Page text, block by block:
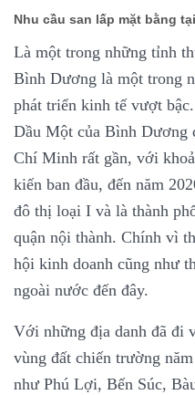
Nhu cầu san lấp mặt bằng
Là một trong những tỉnh
Bình Dương là một trong
phát triển kinh tế vượt
Dầu Một của Bình Dương
Chí Minh rất gần, với
kiến ban đầu, đến năm
đô thị loại I và là thành
quận nội thành. Chính vì
hội kinh doanh cũng như
ngoài nước đến đây.
Với những địa danh đã đi
vùng đất chiến trường
như Phú Lợi, Bến Súc,